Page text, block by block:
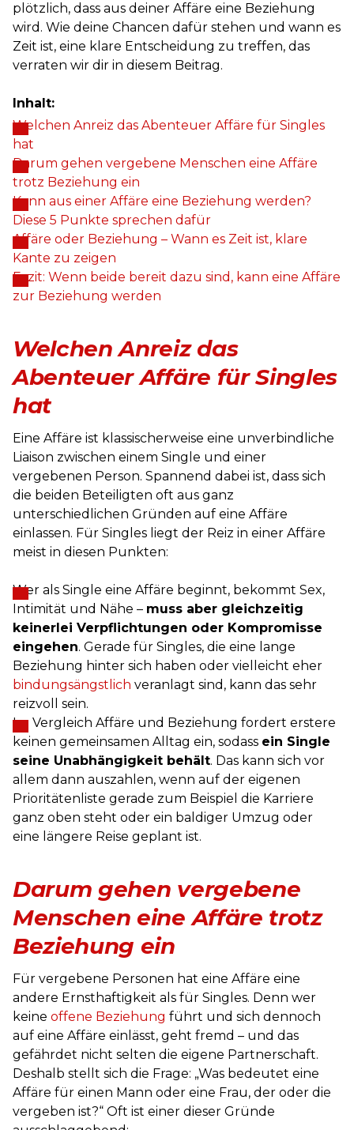
plötzlich, dass aus deiner Affäre eine Beziehung
wird. Wie deine Chancen dafür stehen und wann es
Zeit ist, eine klare Entscheidung zu treffen, das
verraten wir dir in diesem Beitrag.
Inhalt:
Welchen Anreiz das Abenteuer Affäre für Singles
hat
Darum gehen vergebene Menschen eine Affäre
trotz Beziehung ein
Kann aus einer Affäre eine Beziehung werden?
Diese 5 Punkte sprechen dafür
Affäre oder Beziehung – Wann es Zeit ist, klare
Kante zu zeigen
Fazit: Wenn beide bereit dazu sind, kann eine Affäre
zur Beziehung werden
Welchen Anreiz das
Abenteuer Affäre für Singles
hat
Eine Affäre ist klassischerweise eine unverbindliche
Liaison zwischen einem Single und einer
vergebenen Person. Spannend dabei ist, dass sich
die beiden Beteiligten oft aus ganz
unterschiedlichen Gründen auf eine Affäre
einlassen. Für Singles liegt der Reiz in einer Affäre
meist in diesen Punkten:
Wer als Single eine Affäre beginnt, bekommt Sex,
Intimität und Nähe – muss aber gleichzeitig
keinerlei Verpflichtungen oder Kompromisse
eingehen. Gerade für Singles, die eine lange
Beziehung hinter sich haben oder vielleicht eher
bindungsängstlich veranlagt sind, kann das sehr
reizvoll sein.
Im Vergleich Affäre und Beziehung fordert erstere
keinen gemeinsamen Alltag ein, sodass ein Single
seine Unabhängigkeit behält. Das kann sich vor
allem dann auszahlen, wenn auf der eigenen
Prioritätenliste gerade zum Beispiel die Karriere
ganz oben steht oder ein baldiger Umzug oder
eine längere Reise geplant ist.
Darum gehen vergebene
Menschen eine Affäre trotz
Beziehung ein
Für vergebene Personen hat eine Affäre eine
andere Ernsthaftigkeit als für Singles. Denn wer
keine offene Beziehung führt und sich dennoch
auf eine Affäre einlässt, geht fremd – und das
gefährdet nicht selten die eigene Partnerschaft.
Deshalb stellt sich die Frage: „Was bedeutet eine
Affäre für einen Mann oder eine Frau, der oder die
vergeben ist?“ Oft ist einer dieser Gründe